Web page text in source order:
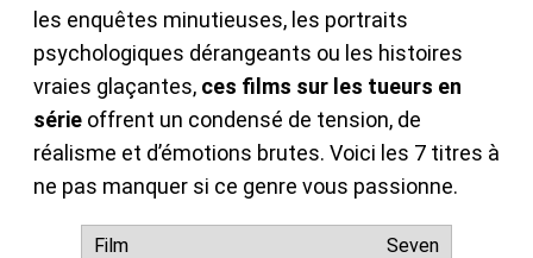
les enquêtes minutieuses, les portraits
psychologiques dérangeants ou les histoires
vraies glaçantes, ces films sur les tueurs en
série offrent un condensé de tension, de
réalisme et d’émotions brutes. Voici les 7 titres à
ne pas manquer si ce genre vous passionne.
Seven